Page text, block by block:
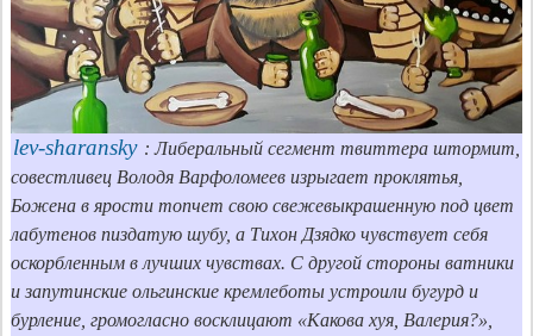
lev-sharansky : Либеральный сегмент твиттера штормит,
совестливец Володя Варфоломеев изрыгает проклятья,
Божена в ярости топчет свою свежевыкрашенную под цвет
лабутенов пиздатую шубу, а Тихон Дзядко чувствует себя
оскорбленным в лучших чувствах. С другой стороны ватники
и запутинские ольгинские кремлеботы устроили бугурд и
бурление, громогласно восклицают «Какова хуя, Валерия?»,